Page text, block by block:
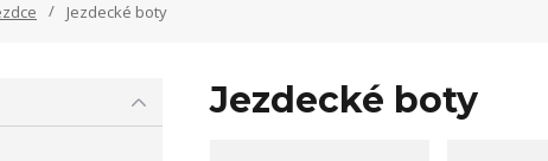
Jezdecké boty
Jezdecké boty